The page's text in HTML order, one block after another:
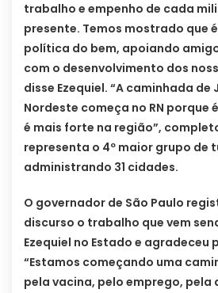
trabalho e empenho de cada
presente. Temos mostrado que
política do bem, apoiando
com o desenvolvimento dos
disse Ezequiel. “A caminhada de
Nordeste começa no RN porque
é mais forte na região”,
representa o 4º maior grupo de
administrando 31 cidades.
O governador de São Paulo
discurso o trabalho que vem
Ezequiel no Estado e
“Estamos começando uma
pela vacina, pelo emprego, pela